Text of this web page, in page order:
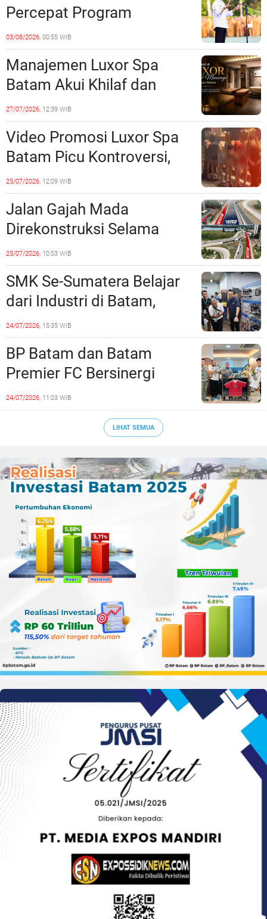
Percepat Program
Prioritas, Targetkan
Realisasi Pembangunan
Lampaui 50 Persen
03/08/2026, 00:55 WIB
Manajemen Luxor Spa
Batam Akui Khilaf dan
Minta Maaf, Konten
Langsung Di-Takedown
27/07/2026, 12:39 WIB
Video Promosi Luxor Spa
Batam Picu Kontroversi,
Dinilai Bermuatan Sensual
25/07/2026, 12:09 WIB
Jalan Gajah Mada
Direkonstruksi Selama
Empat Minggu, Ini Skema
Rekayasa Lalu Lintasnya
25/07/2026, 10:53 WIB
SMK Se-Sumatera Belajar
dari Industri di Batam,
Siapkan Lulusan Siap Kerja
Era Digital
24/07/2026, 15:35 WIB
BP Batam dan Batam
Premier FC Bersinergi
Cetak Generasi Emas
24/07/2026, 11:03 WIB
LIHAT SEMUA